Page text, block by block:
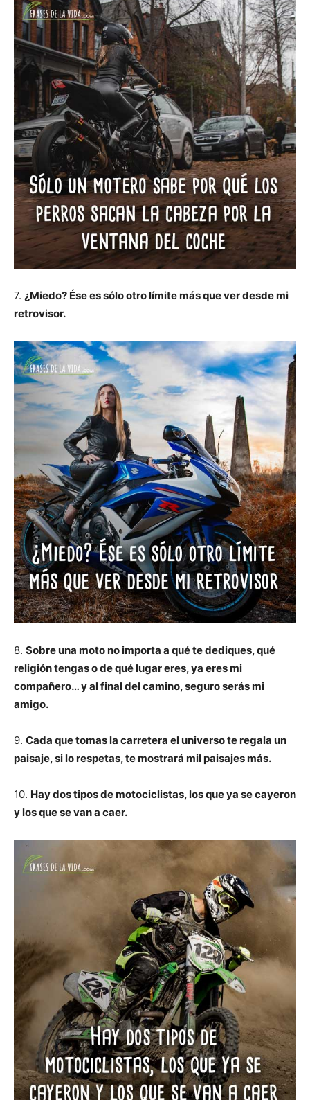
7. ¿Miedo? Ése es sólo otro límite más que ver desde mi
retrovisor.
8. Sobre una moto no importa a qué te dediques, qué
religión tengas o de qué lugar eres, ya eres mi
compañero… y al final del camino, seguro serás mi
amigo.
9. Cada que tomas la carretera el universo te regala un
paisaje, si lo respetas, te mostrará mil paisajes más.
10. Hay dos tipos de motociclistas, los que ya se cayeron
y los que se van a caer.